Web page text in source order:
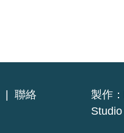
聯絡
製作：
Studio